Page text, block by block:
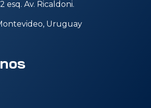
esq. Av. Ricaldoni.
Uruguay